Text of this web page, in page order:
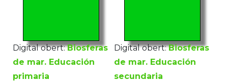
Digital obert: Biosferas
de mar. Educación
primaria
Digital obert: Biosferas
de mar. Educación
secundaria